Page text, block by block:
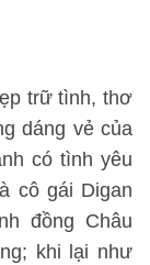
trữ tình, thơ
dáng vẻ của
có tình yêu
cô gái Digan
đồng Châu
khi lại như